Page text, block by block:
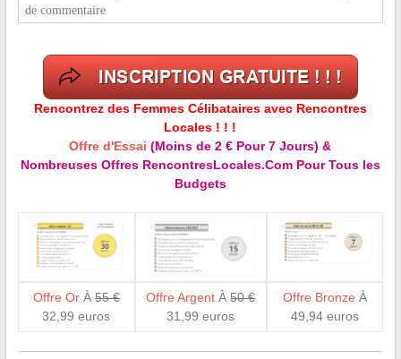
de commentaire
Rencontrez des Femmes Célibataires avec Rencontres
Locales ! ! !
Offre d'Essai (Moins de 2 € Pour 7 Jours) &
Nombreuses Offres RencontresLocales.Com Pour Tous les
Budgets
Offre OrÀ 55 €
32,99 euros
Offre Argent À50 €
31,99 euros
Offre Bronze À
49,94 euros